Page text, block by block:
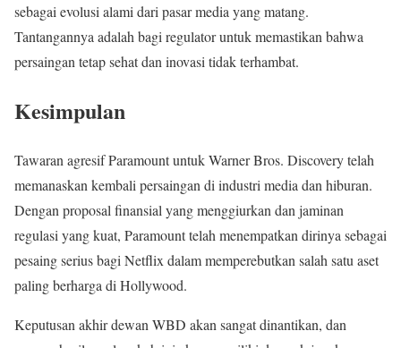
sebagai evolusi alami dari pasar media yang matang.
Tantangannya adalah bagi regulator untuk memastikan bahwa
persaingan tetap sehat dan inovasi tidak terhambat.
Kesimpulan
Tawaran agresif Paramount untuk Warner Bros. Discovery telah
memanaskan kembali persaingan di industri media dan hiburan.
Dengan proposal finansial yang menggiurkan dan jaminan
regulasi yang kuat, Paramount telah menempatkan dirinya sebagai
pesaing serius bagi Netflix dalam memperebutkan salah satu aset
paling berharga di Hollywood.
Keputusan akhir dewan WBD akan sangat dinantikan, dan